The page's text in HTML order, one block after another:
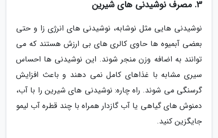
3. مصرف نوشیدنی های شیرین
نوشیدنی هایی مثل نوشابه، نوشیدنی های انرژی زا و حتی
بعضی آبمیوه ها حاوی کالری های بی ارزش هستند که می
توانند به اضافه وزن منجر شوند. این نوشیدنی ها احساس
سیری مشابه با غذاهای کامل نمی دهند و باعث افزایش
گرسنگی می شوند. راه چاره: نوشیدنی های شیرین را با آب،
دمنوش های گیاهی یا آب گازدار همراه با چند قطره آب لیمو
جایگزین کنید.